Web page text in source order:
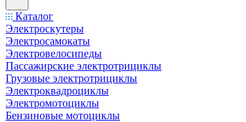
Каталог
Электроскутеры
Электросамокаты
Электровелосипеды
Пассажирские электротрициклы
Грузовые электротрициклы
Электроквадроциклы
Электромотоциклы
Бензиновые мотоциклы